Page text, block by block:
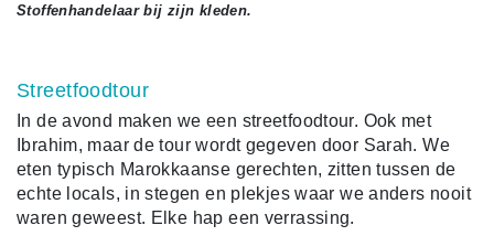
Stoffenhandelaar bij zijn kleden.
Streetfoodtour
In de avond maken we een streetfoodtour. Ook met
Ibrahim, maar de tour wordt gegeven door Sarah. We
eten typisch Marokkaanse gerechten, zitten tussen de
echte locals, in stegen en plekjes waar we anders nooit
waren geweest. Elke hap een verrassing.